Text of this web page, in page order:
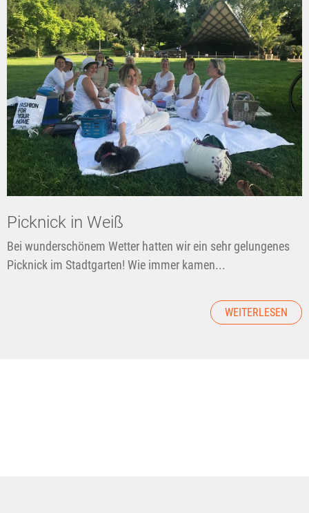
Picknick in Weiß
Bei wunderschönem Wetter hatten wir ein sehr gelungenes
Picknick im Stadtgarten! Wie immer kamen...
WEITERLESEN